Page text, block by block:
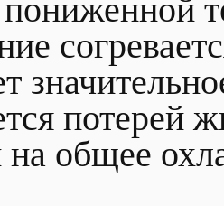
потерей
на общее